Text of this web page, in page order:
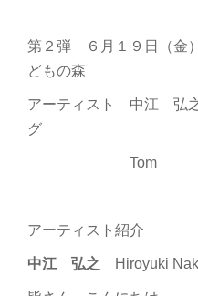
第２弾 ６月１９日（金
どもの森
アーティスト 中江
グ
Tom ー
アーティスト紹介
中江 弘之 Hiroyuki